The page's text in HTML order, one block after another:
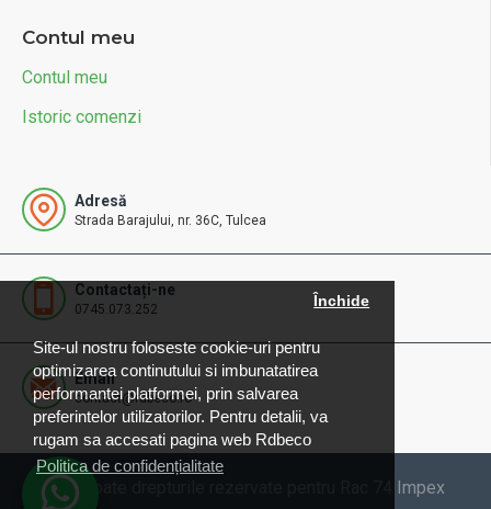
Site-ul nostru foloseste cookie-uri pentru
optimizarea continutului si imbunatatirea
performantei platformei, prin salvarea
preferintelor utilizatorilor. Pentru detalii, va
rugam sa accesati pagina web Rdbeco
Politica de confidențialitate
Închide
Contul meu
Contul meu
Istoric comenzi
Adresă
Strada Barajului, nr. 36C, Tulcea
Contactați-ne
0745.073.252
Email
contact@rdbeco.ro
© 2025 Toate drepturile rezervate pentru Rac 74 Impex